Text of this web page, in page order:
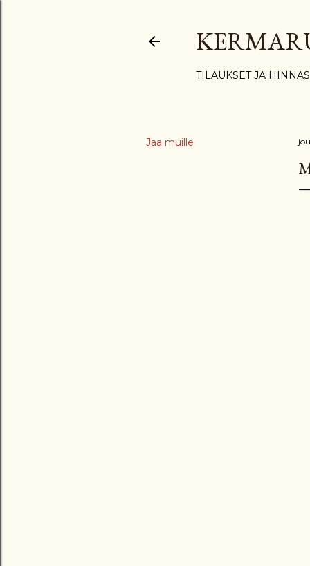
TILAUKSET JA
Jaa muille